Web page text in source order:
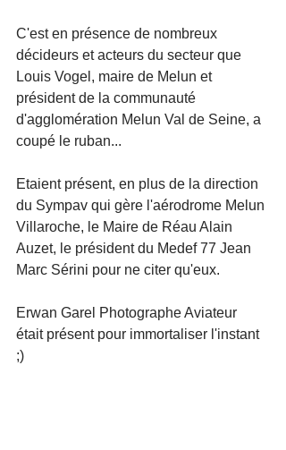
C'est en présence de nombreux
décideurs et acteurs du secteur que
Louis Vogel, maire de Melun et
président de la communauté
d'agglomération Melun Val de Seine, a
coupé le ruban...
Etaient présent, en plus de la direction
du Sympav qui gère l'aérodrome Melun
Villaroche, le Maire de Réau Alain
Auzet, le président du Medef 77 Jean
Marc Sérini pour ne citer qu'eux.
Erwan Garel Photographe Aviateur
était présent pour immortaliser l'instant
;)